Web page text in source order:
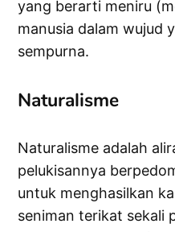
yang berarti meniru
manusia dalam wujud
sempurna.
Naturalisme
Naturalisme adalah
pelukisannya
untuk menghasilkan
seniman terikat sekali